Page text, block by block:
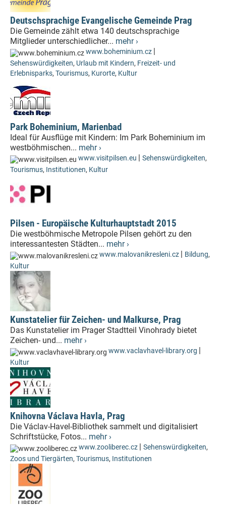
Deutschsprachige Evangelische Gemeinde Prag
Die Gemeinde zählt etwa 140 deutschsprachige
Mitglieder unterschiedlicher... mehr ›
www.boheminium.cz |
Sehenswürdigkeiten, Urlaub mit Kindern, Freizeit- und
Erlebnisparks, Tourismus, Kurorte, Kultur
Park Boheminium, Marienbad
Ideal für Ausflüge mit Kindern: Im Park Boheminium im
westböhmischen... mehr ›
www.visitpilsen.eu | Sehenswürdigkeiten,
Tourismus, Institutionen, Kultur
Pilsen - Europäische Kulturhauptstadt 2015
Die westböhmische Metropole Pilsen gehört zu den
interessantesten Städten... mehr ›
www.malovanikresleni.cz | Bildung,
Kultur
Kunstatelier für Zeichen- und Malkurse, Prag
Das Kunstatelier im Prager Stadtteil Vinohrady bietet
Zeichen- und... mehr ›
www.vaclavhavel-library.org |
Kultur
Knihovna Václava Havla, Prag
Die Václav-Havel-Bibliothek sammelt und digitalisiert
Schriftstücke, Fotos... mehr ›
www.zooliberec.cz | Sehenswürdigkeiten,
Zoos und Tiergärten, Tourismus, Institutionen